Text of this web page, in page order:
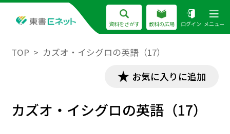
資料をさがす 教科の広場 ログイン メニュー
TOP カズオ・イシグロの英語（17）
お気に入りに追加
カズオ・イシグロの英語（17）